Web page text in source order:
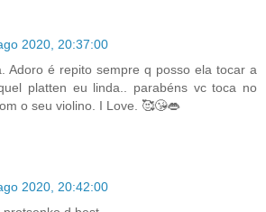
2020, 20:37:00
Adoro é repito sempre q posso ela tocar a
platten eu linda.. parabéns vc toca no
o seu violino. I Love. 🥰😘👄
2020, 20:42:00